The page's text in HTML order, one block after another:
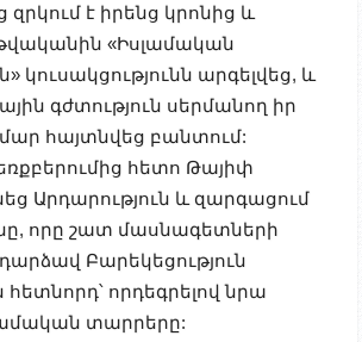
է իրենց կրոնից և
թվականին «Իսլամական
կուսակցությունն արգելվեց, և
գժտություն սերմանող իր
հայտնվեց բանտում:
հետո Թայիփ
Արդարություն և զարգացում
որը շատ մասնագետների
Բարեկեցություն
հետնորդ՝ որդեգրելով նրա
տարրերը: